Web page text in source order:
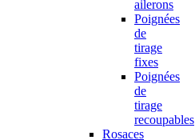
ailerons
Poignées
de
tirage
fixes
Poignées
de
tirage
recoupables
Rosaces